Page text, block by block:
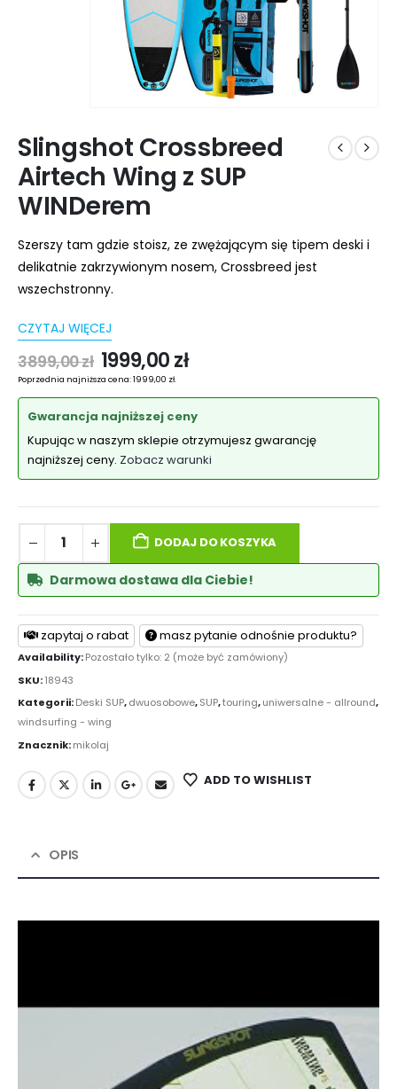
Slingshot Crossbreed
Airtech Wing z SUP
WINDerem
Szerszy tam gdzie stoisz, ze zwężającym się tipem deski i
delikatnie zakrzywionym nosem, Crossbreed jest
wszechstronny.
CZYTAJ WIĘCEJ
3899,00zł 1999,00zł
Poprzednia najniższa cena:1999,00 zł.
Gwarancja najniższej ceny
Kupując w naszym sklepie otrzymujesz gwarancję
najniższej ceny. Zobacz warunki
DODAJ DO KOSZYKA
Darmowa dostawa dla Ciebie!
zapytaj o rabat masz pytanie odnośnie produktu?
Availability:Pozostało tylko: 2 (może być zamówiony)
SKU:18943
Kategorii:Deski SUP,dwuosobowe,SUP,touring,uniwersalne - allround,
windsurfing - wing
Znacznik:mikolaj
ADD TO WISHLIST
OPIS